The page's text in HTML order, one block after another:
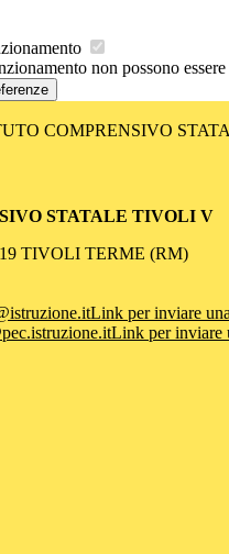
non possono
COMPRENSIVO
STATALE TIVOLI V
TIVOLI TERME (RM)
Link per inviare
Link per inviare